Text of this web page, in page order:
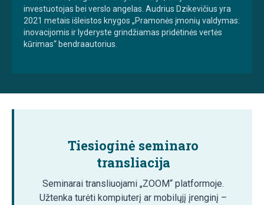
investuotojas bei verslo angelas. Audrius Dzikevičius yra
2021 metais išleistos knygos „Pramonės įmonių valdymas:
inovacijomis ir lyderyste grindžiamas pridėtinės vertės
kūrimas“ bendraautorius.
Tiesioginė seminaro
transliacija
Seminarai transliuojami „ZOOM“ platformoje.
Užtenka turėti kompiuterį ar mobilųjį įrenginį –